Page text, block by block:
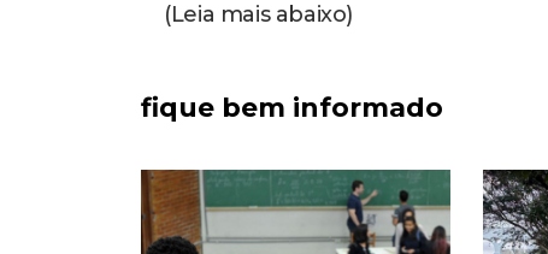
(Leia mais abaixo)
fique bem informado